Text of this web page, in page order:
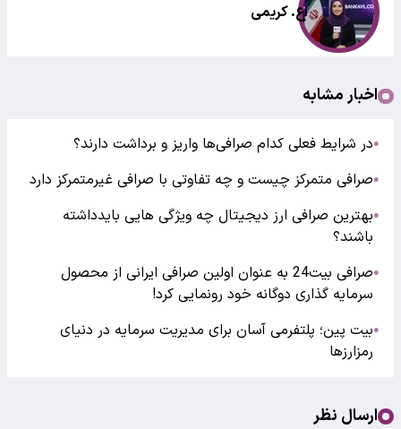
اع. کریمی
اخبار مشابه
●در شرایط فعلی کدام صرافی‌ها واریز و برداشت دارند؟
●صرافی متمرکز چیست و چه تفاوتی با صرافی غیرمتمرکز دارد
●بهترین صرافی ارز دیجیتال چه ویژگی هایی بایدداشته
باشند؟
●
صرافی بیت24 به عنوان اولین صرافی ایرانی از محصول
سرمایه گذاری دوگانه خود رونمایی کرد!
●بیت پین؛ پلتفرمی آسان برای مدیریت سرمایه در دنیای
رمزارزها
ارسال نظر